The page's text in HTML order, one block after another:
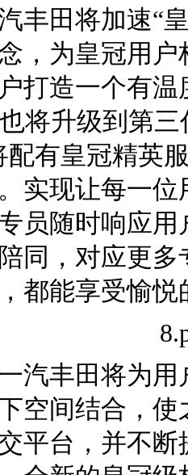
丰田将加速“
，为皇冠用
打造一个有
将升级到第
配有皇冠精英
实现让每一
员随时响应
同，对应更
都能享受愉悦
汽丰田将为
空间结合，
平台，并不